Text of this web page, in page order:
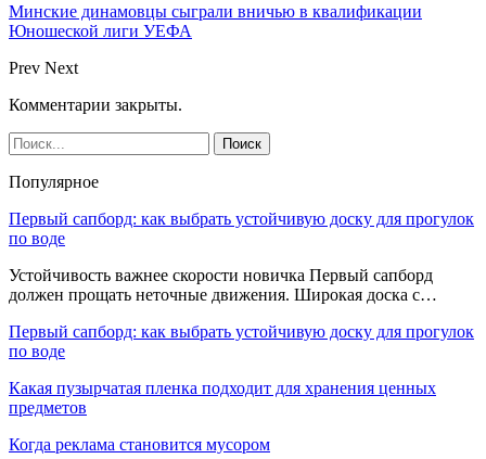
Минские динамовцы сыграли вничью в квалификации
Юношеской лиги УЕФА
Prev Next
Комментарии закрыты.
Популярное
Первый сапборд: как выбрать устойчивую доску для прогулок
по воде
Устойчивость важнее скорости новичка Первый сапборд
должен прощать неточные движения. Широкая доска с…
Первый сапборд: как выбрать устойчивую доску для прогулок
по воде
Какая пузырчатая пленка подходит для хранения ценных
предметов
Когда реклама становится мусором